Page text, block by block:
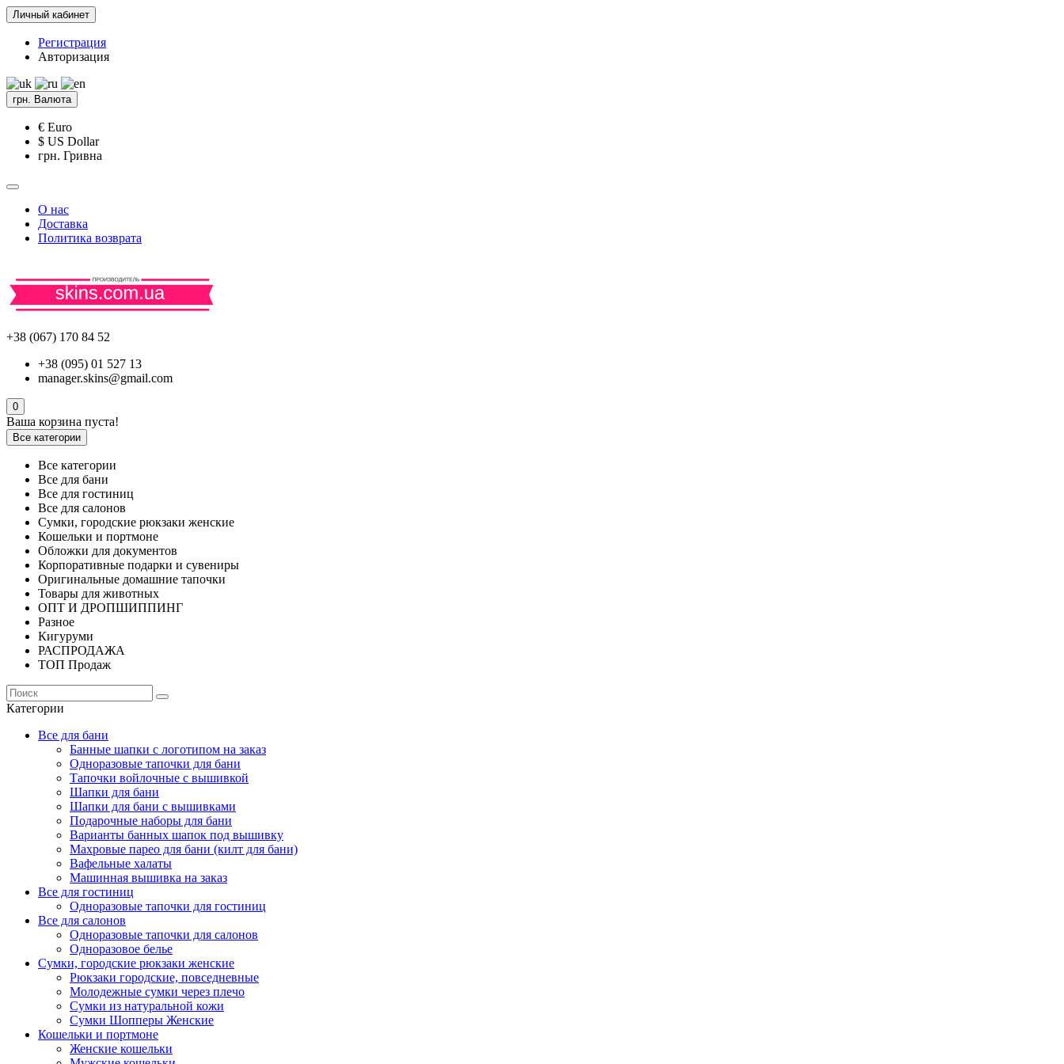
Личный кабинет
Регистрация
Авторизация
грн. Валюта
€ Euro
$ US Dollar
грн. Гривна
О нас
Доставка
Политика возврата
+38 (067) 170 84 52
+38 (095) 01 527 13
manager.skins@gmail.com
0
Ваша корзина пуста!
Все категории
Все категории
Все для бани
Все для гостиниц
Все для салонов
Сумки, городские рюкзаки женские
Кошельки и портмоне
Обложки для документов
Корпоративные подарки и сувениры
Оригинальные домашние тапочки
Товары для животных
ОПТ И ДРОПШИППИНГ
Разное
Кигуруми
РАСПРОДАЖА
ТОП Продаж
Категории
Все для бани
Банные шапки с логотипом на заказ
Одноразовые тапочки для бани
Тапочки войлочные с вышивкой
Шапки для бани
Шапки для бани с вышивками
Подарочные наборы для бани
Варианты банных шапок под вышивку
Махровые парео для бани (килт для бани)
Вафельные халаты
Машинная вышивка на заказ
Все для гостиниц
Одноразовые тапочки для гостиниц
Все для салонов
Одноразовые тапочки для салонов
Одноразовое белье
Сумки, городские рюкзаки женские
Рюкзаки городские, повседневные
Молодежные сумки через плечо
Сумки из натуральной кожи
Сумки Шопперы Женские
Кошельки и портмоне
Женские кошельки